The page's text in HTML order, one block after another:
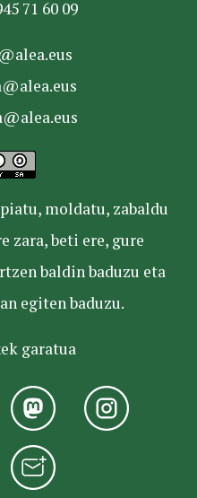
71 60 09
moldatu, zabaldu
zara, beti ere, gure
baldin baduzu eta
egiten baduzu.
garatua